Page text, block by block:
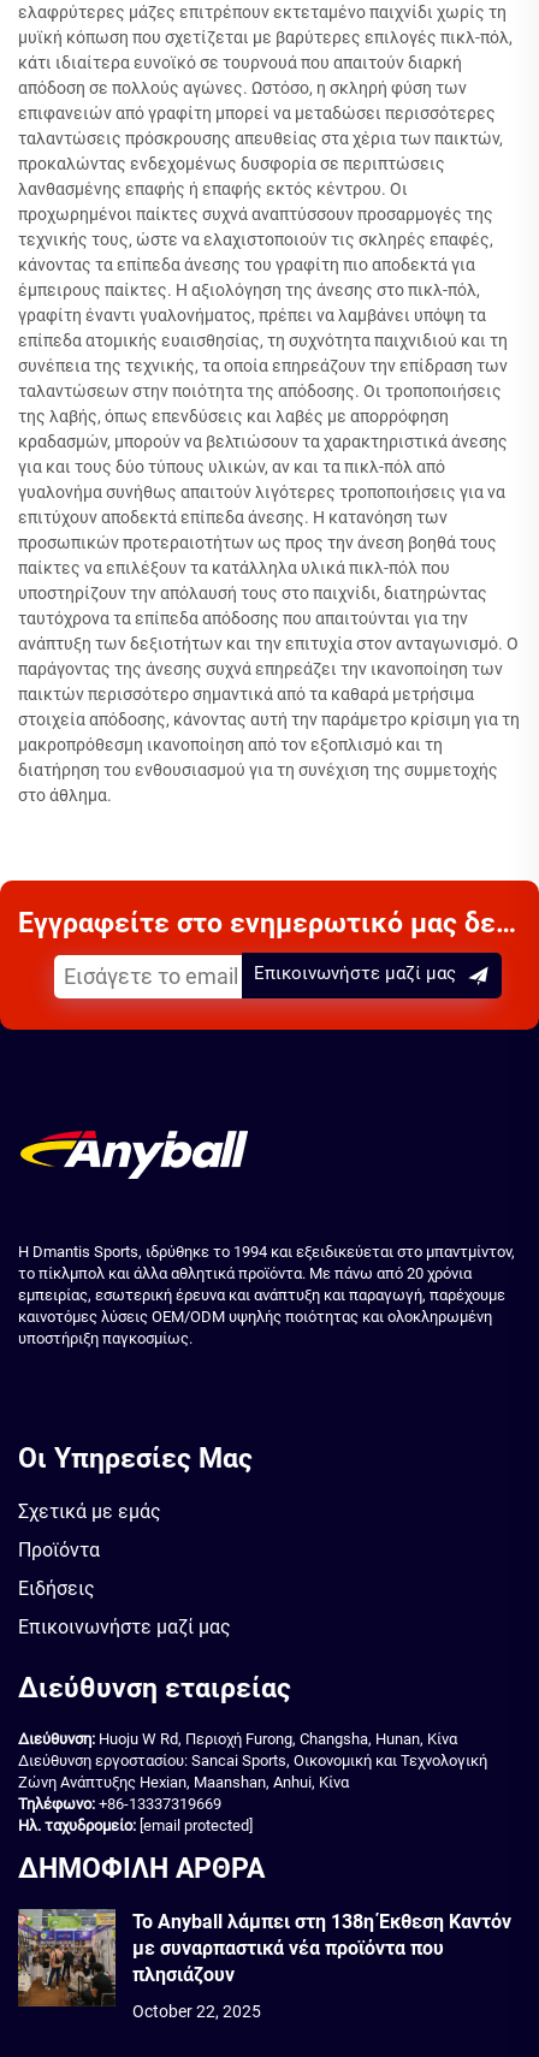
ελαφρύτερες μάζες επιτρέπουν εκτεταμένο παιχνίδι χωρίς τη
μυϊκή κόπωση που σχετίζεται με βαρύτερες επιλογές πικλ-πόλ,
κάτι ιδιαίτερα ευνοϊκό σε τουρνουά που απαιτούν διαρκή
απόδοση σε πολλούς αγώνες. Ωστόσο, η σκληρή φύση των
επιφανειών από γραφίτη μπορεί να μεταδώσει περισσότερες
ταλαντώσεις πρόσκρουσης απευθείας στα χέρια των παικτών,
προκαλώντας ενδεχομένως δυσφορία σε περιπτώσεις
λανθασμένης επαφής ή επαφής εκτός κέντρου. Οι
προχωρημένοι παίκτες συχνά αναπτύσσουν προσαρμογές της
τεχνικής τους, ώστε να ελαχιστοποιούν τις σκληρές επαφές,
κάνοντας τα επίπεδα άνεσης του γραφίτη πιο αποδεκτά για
έμπειρους παίκτες. Η αξιολόγηση της άνεσης στο πικλ-πόλ,
γραφίτη έναντι γυαλονήματος, πρέπει να λαμβάνει υπόψη τα
επίπεδα ατομικής ευαισθησίας, τη συχνότητα παιχνιδιού και τη
συνέπεια της τεχνικής, τα οποία επηρεάζουν την επίδραση των
ταλαντώσεων στην ποιότητα της απόδοσης. Οι τροποποιήσεις
της λαβής, όπως επενδύσεις και λαβές με απορρόφηση
κραδασμών, μπορούν να βελτιώσουν τα χαρακτηριστικά άνεσης
για και τους δύο τύπους υλικών, αν και τα πικλ-πόλ από
γυαλονήμα συνήθως απαιτούν λιγότερες τροποποιήσεις για να
επιτύχουν αποδεκτά επίπεδα άνεσης. Η κατανόηση των
προσωπικών προτεραιοτήτων ως προς την άνεση βοηθά τους
παίκτες να επιλέξουν τα κατάλληλα υλικά πικλ-πόλ που
υποστηρίζουν την απόλαυσή τους στο παιχνίδι, διατηρώντας
ταυτόχρονα τα επίπεδα απόδοσης που απαιτούνται για την
ανάπτυξη των δεξιοτήτων και την επιτυχία στον ανταγωνισμό. Ο
παράγοντας της άνεσης συχνά επηρεάζει την ικανοποίηση των
παικτών περισσότερο σημαντικά από τα καθαρά μετρήσιμα
στοιχεία απόδοσης, κάνοντας αυτή την παράμετρο κρίσιμη για τη
μακροπρόθεσμη ικανοποίηση από τον εξοπλισμό και τη
διατήρηση του ενθουσιασμού για τη συνέχιση της συμμετοχής
στο άθλημα.
Εγγραφείτε στο ενημερωτικό μας δελτίο
Επικοινωνήστε μαζί μας
Η Dmantis Sports, ιδρύθηκε το 1994 και εξειδικεύεται στο μπαντμίντον,
το πίκλμπολ και άλλα αθλητικά προϊόντα. Με πάνω από 20 χρόνια
εμπειρίας, εσωτερική έρευνα και ανάπτυξη και παραγωγή, παρέχουμε
καινοτόμες λύσεις OEM/ODM υψηλής ποιότητας και ολοκληρωμένη
υποστήριξη παγκοσμίως.
Οι Υπηρεσίες Μας
Σχετικά με εμάς
Προϊόντα
Ειδήσεις
Επικοινωνήστε μαζί μας
Διεύθυνση εταιρείας
Διεύθυνση: Huoju W Rd, Περιοχή Furong, Changsha, Hunan, Κίνα
Διεύθυνση εργοστασίου: Sancai Sports, Οικονομική και Τεχνολογική
Ζώνη Ανάπτυξης Hexian, Maanshan, Anhui, Κίνα
Τηλέφωνο: +86-13337319669
Ηλ. ταχυδρομείο: [email protected]
ΔΗΜΟΦΙΛΗ ΑΡΘΡΑ
Το Anyball λάμπει στη 138η Έκθεση Καντόν
με συναρπαστικά νέα προϊόντα που
πλησιάζουν
October 22, 2025